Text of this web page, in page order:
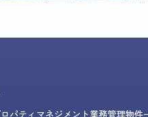
パティマネジメント業務管理物件